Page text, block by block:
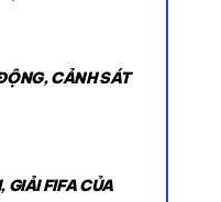
© 2026 TT24H
CẢNH SÁT
GIẢI FIFA CỦA